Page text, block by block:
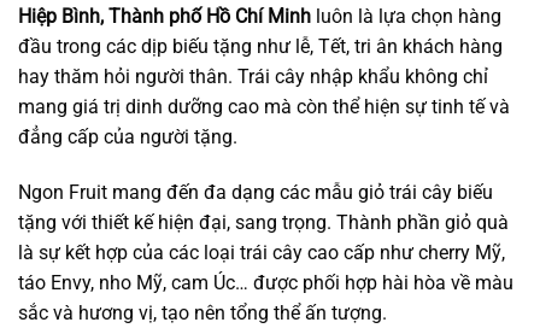
Hiệp Bình, Thành phố Hồ Chí Minh luôn là lựa chọn hàng
đầu trong các dịp biếu tặng như lễ, Tết, tri ân khách hàng
hay thăm hỏi người thân. Trái cây nhập khẩu không chỉ
mang giá trị dinh dưỡng cao mà còn thể hiện sự tinh tế và
đẳng cấp của người tặng.
Ngon Fruit mang đến đa dạng các mẫu giỏ trái cây biếu
tặng với thiết kế hiện đại, sang trọng. Thành phần giỏ quà
là sự kết hợp của các loại trái cây cao cấp như cherry Mỹ,
táo Envy, nho Mỹ, cam Úc… được phối hợp hài hòa về màu
sắc và hương vị, tạo nên tổng thể ấn tượng.